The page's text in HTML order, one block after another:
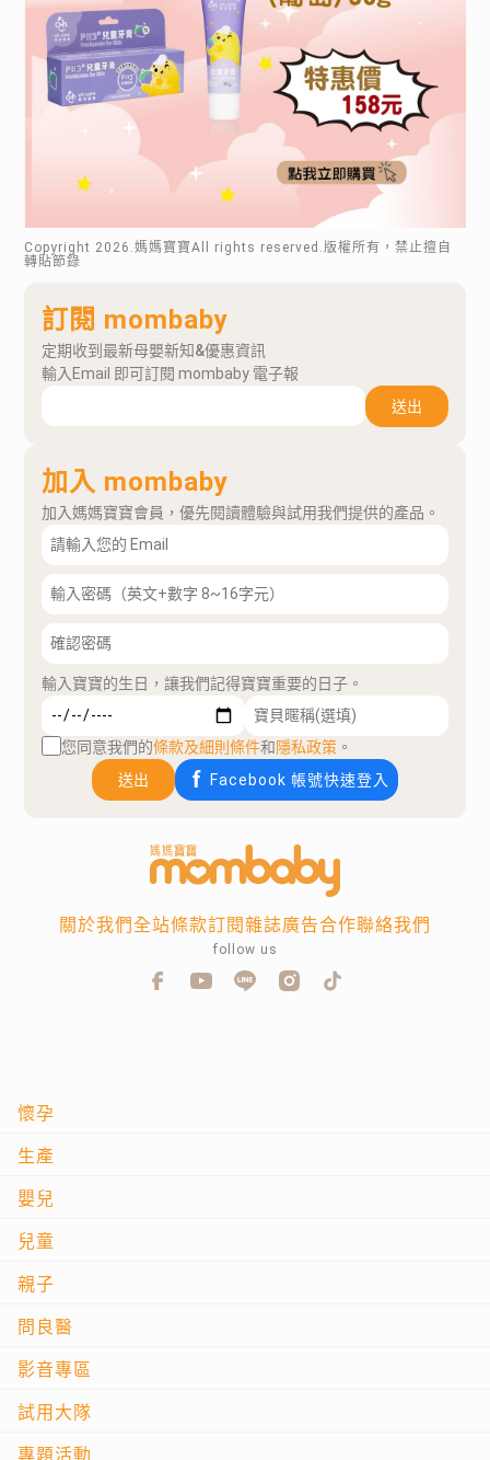
Copyright 2026 .媽媽寶寶All rights reserved.版權所有，禁止擅自
轉貼節錄
訂閱 mombaby
定期收到最新母嬰新知&優惠資訊
輸入Email 即可訂閱 mombaby 電子報
送出
加入 mombaby
加入媽媽寶寶會員，優先閱讀體驗與試用我們提供的產品。
輸入寶寶的生日，讓我們記得寶寶重要的日子。
您同意我們的條款及細則條件和隱私政策 。
送出
Facebook 帳號快速登入
懷孕
生產
嬰兒
兒童
親子
問良醫
影音專區
試用大隊
專題活動
關於我們全站條款訂閱雜誌廣告合作聯絡我們
follow us